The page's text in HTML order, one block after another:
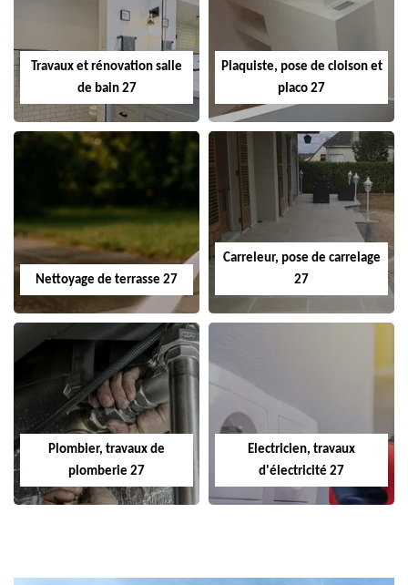
Travaux et rénovation salle
de bain 27
Plaquiste, pose de cloison et
placo 27
Nettoyage de terrasse 27
Carreleur, pose de carrelage
27
Plombier, travaux de
plomberie 27
Electricien, travaux
d'électricité 27